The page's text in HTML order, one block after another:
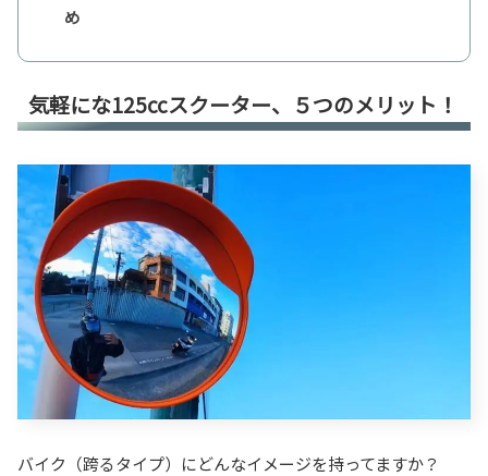
め
気軽にな125ccスクーター、５つのメリット！
バイク（跨るタイプ）にどんなイメージを持ってますか？